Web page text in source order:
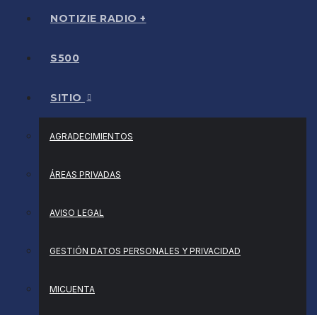
NOTIZIE RADIO +
S500
SITIO
AGRADECIMIENTOS
ÁREAS PRIVADAS
AVISO LEGAL
GESTIÓN DATOS PERSONALES Y PRIVACIDAD
MICUENTA